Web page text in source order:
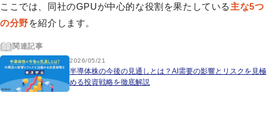
ここでは、同社のGPUが中心的な役割を果たしている 主な5つ
の分野を紹介します。
関連記事
2026/05/21
半導体株の今後の見通しとは？AI需要の影響とリスクを見極
める投資戦略を徹底解説